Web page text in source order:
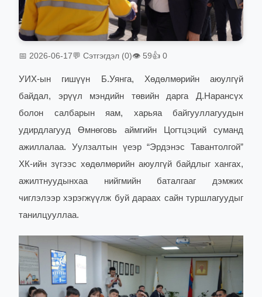
📅 2026-06-17💬 Сэтгэгдэл (0)👁 59👍 0
УИХ-ын гишүүн Б.Уянга, Хөдөлмөрийн аюулгүй
байдал, эрүүл мэндийн төвийн дарга Д.Нарансүх
болон салбарын яам, харьяа байгууллагуудын
удирдлагууд Өмнөговь аймгийн Цогтцэций суманд
ажиллалаа. Уулзалтын үеэр “Эрдэнэс Тавантолгой”
ХК-ийн зүгээс хөдөлмөрийн аюулгүй байдлыг хангах,
ажилтнуудынхаа нийгмийн баталгааг дэмжих
чиглэлээр хэрэгжүүлж буй дараах сайн туршлагуудыг
танилцууллаа.